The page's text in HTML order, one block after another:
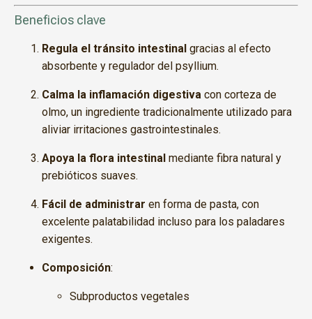
Beneficios clave
Regula el tránsito intestinal gracias al efecto
absorbente y regulador del psyllium.
Calma la inflamación digestiva con corteza de
olmo, un ingrediente tradicionalmente utilizado para
aliviar irritaciones gastrointestinales.
Apoya la flora intestinal mediante fibra natural y
prebióticos suaves.
Fácil de administrar en forma de pasta, con
excelente palatabilidad incluso para los paladares
exigentes.
Composición:
Subproductos vegetales